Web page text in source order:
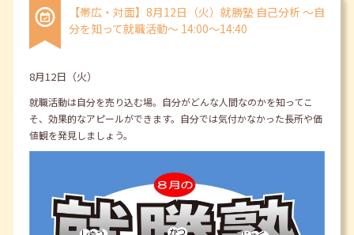
【帯広・対面】8月12日（火）就勝塾 自己分析 ～自
分を知って就職活動～ 14:00～14:40
8月12日（火）
就職活動は自分を売り込む場。自分がどんな人間なのかを知ってこ
そ、効果的なアピールができます。自分では気付かなかった長所や価
値観を発見しましょう。